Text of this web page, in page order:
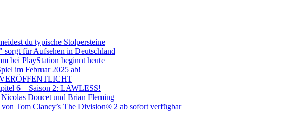
du typische Stolpersteine
für Aufsehen in Deutschland
bei PlayStation beginnt heute
im Februar 2025 ab!
6 – Saison 2: LAWLESS!
Doucet und Brian Fleming
Tom Clancy’s The Division® 2 ab sofort verfügbar